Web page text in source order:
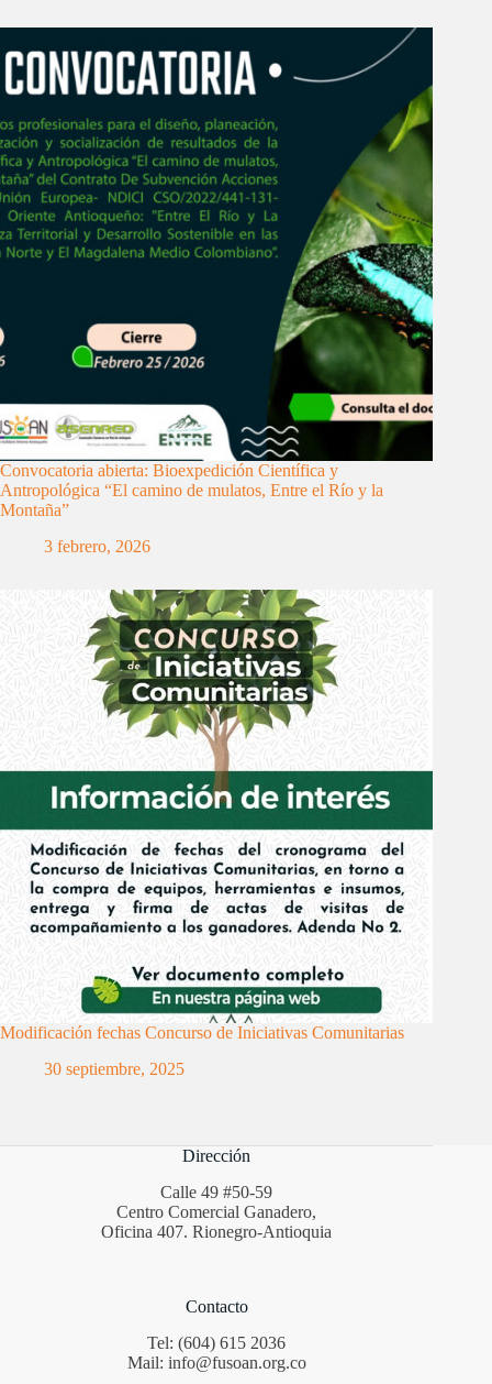
Convocatoria abierta: Bioexpedición Científica y
Antropológica “El camino de mulatos, Entre el Río y la
Montaña”
3 febrero, 2026
Modificación fechas Concurso de Iniciativas Comunitarias
30 septiembre, 2025
Dirección
Calle 49 #50-59
Centro Comercial Ganadero,
Oficina 407. Rionegro-Antioquia
Contacto
Tel: (604) 615 2036
Mail: info@fusoan.org.co